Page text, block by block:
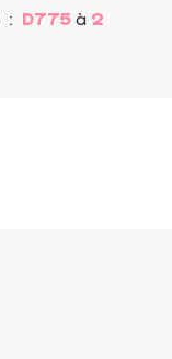
: D775 à 2